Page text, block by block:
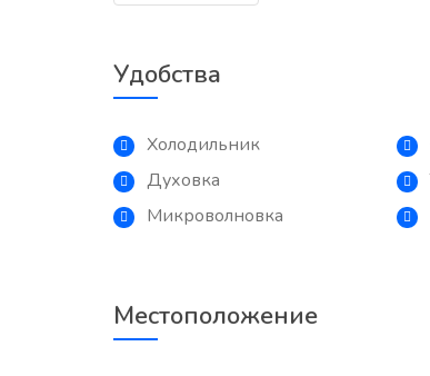
Удобства
Холодильник
Духовка
Микроволновка
Местоположение